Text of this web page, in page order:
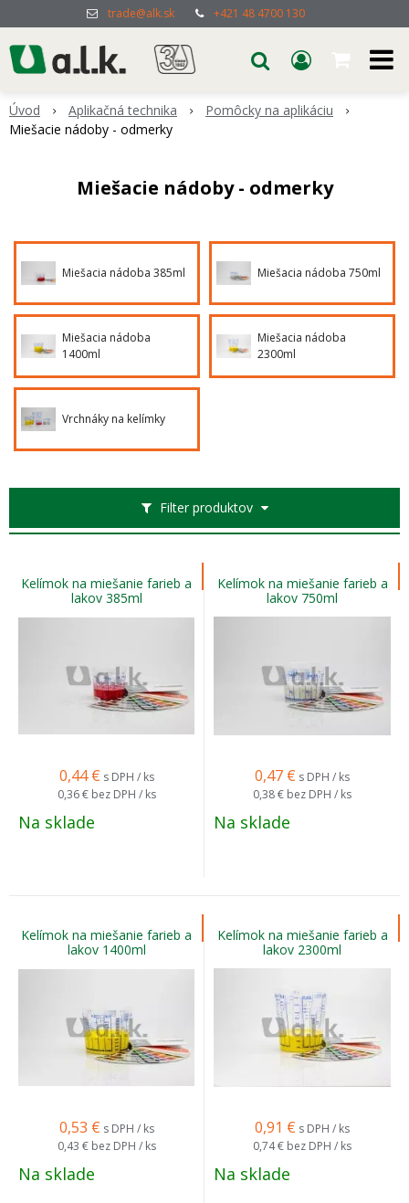
trade@alk.sk +421 48 4700 130
Úvod Aplikačná technika
Pomôcky na aplikáciu
Miešacie nádoby - odmerky
Miešacie nádoby - odmerky
Miešacia nádoba 385ml Miešacia nádoba 750ml
Miešacia nádoba
1400ml
Miešacia nádoba
2300ml
Vrchnáky na kelímky
Filter produktov
Kelímok na miešanie farieb a
lakov 385ml
0,44 € s DPH / ks
0,36 € bez DPH / ks
Na sklade
Kelímok na miešanie farieb a
lakov 750ml
0,47 € s DPH / ks
0,38 € bez DPH / ks
Na sklade
Kelímok na miešanie farieb a
lakov 1400ml
0,53 € s DPH / ks
0,43 € bez DPH / ks
Na sklade
Kelímok na miešanie farieb a
lakov 2300ml
0,91 € s DPH / ks
0,74 € bez DPH / ks
Na sklade